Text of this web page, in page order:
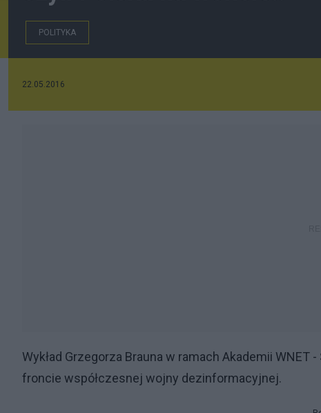
POLITYKA
22.05.2016
Wykład Grzegorza Brauna w ramach Akademii
froncie współczesnej wojny dezinformacyjnej.